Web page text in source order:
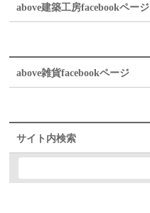
above建築工房facebookページ
above雑貨facebookページ
サイト内検索